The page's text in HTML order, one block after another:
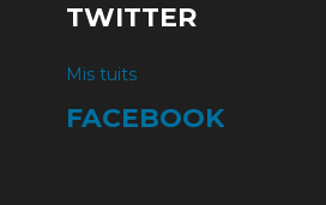
TWITTER
Mis tuits
FACEBOOK